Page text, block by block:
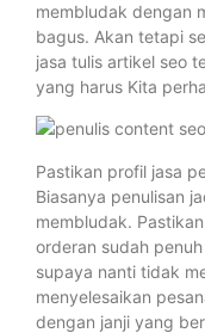
membludak dengan
bagus. Akan tetapi
jasa tulis artikel seo
yang harus Kita
Pastikan profil jasa
Biasanya penulisan
membludak.
orderan sudah
supaya nanti tidak
menyelesaikan
dengan janji yang